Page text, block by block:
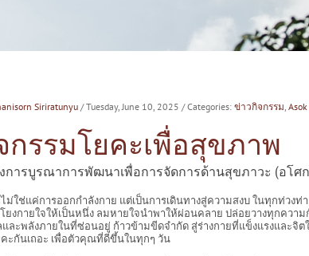
Siriratunyu / Tuesday, June 10, 2025 / Categories: ข่าวกิจกรรม,
กรรมโยคะเพื่อสุขภาพ
การบูรณาการพัฒนาเพื่อการจัดการด้านสุขภาวะ (อโศ
ม่ใช่แค่การออกกำลังกาย แต่เป็นการเดินทางสู่ความสงบ ในทุกท่วงท่
ยงกายใจให้เป็นหนึ่ง ลมหายใจนำพาให้ผ่อนคลาย ปล่อยวางทุกควา
ละพลังภายในที่ซ่อนอยู่ ก้าวข้ามขีดจำกัด สู่ร่างกายที่แข็งแรงและจิต
ะกันเถอะ เพื่อตัวคุณที่ดีขึ้นในทุกๆ วัน